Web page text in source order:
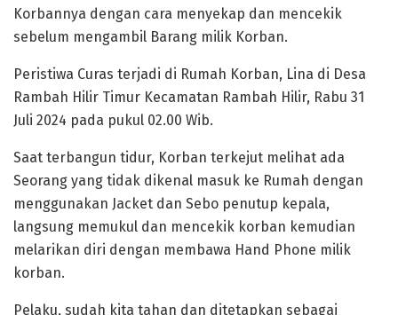
Korbannya dengan cara menyekap dan mencekik
sebelum mengambil Barang milik Korban.
Peristiwa Curas terjadi di Rumah Korban, Lina di Desa
Rambah Hilir Timur Kecamatan Rambah Hilir, Rabu 31
Juli 2024 pada pukul 02.00 Wib.
Saat terbangun tidur, Korban terkejut melihat ada
Seorang yang tidak dikenal masuk ke Rumah dengan
menggunakan Jacket dan Sebo penutup kepala,
langsung memukul dan mencekik korban kemudian
melarikan diri dengan membawa Hand Phone milik
korban.
Pelaku, sudah kita tahan dan ditetapkan sebagai